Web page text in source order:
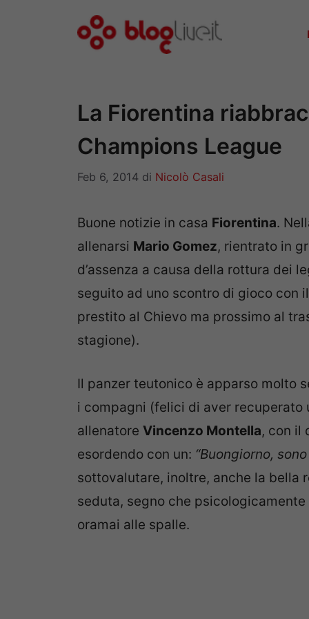
La Fiorentina
Champions League
Feb 6, 2014 di Nicolò Casali
Buone notizie in casa Fiorentina.
allenarsi Mario Gomez, rientrato in
d’assenza a causa della rottura dei
seguito ad uno scontro di gioco con
prestito al Chievo ma prossimo al
stagione).
Il panzer teutonico è apparso molto
i compagni (felici di aver recuperato
allenatore Vincenzo Montella, con il
esordendo con un: “Buongiorno,
sottovalutare, inoltre, anche la bella
seduta, segno che
oramai alle spalle.